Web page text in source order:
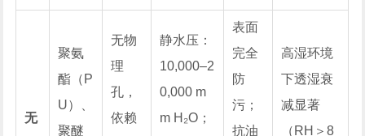
无
聚氨
酯（P
U）、
聚醚
无物
理
孔，
依赖
静水压：
10,000–2
0,000 m
m H₂O；
表面
完全
防
污；
抗油
高湿环境
下透湿衰
减显著
（RH＞8